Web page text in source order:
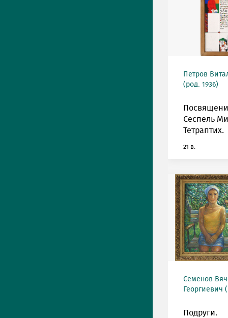
Петров
(род. 1936)
Сеспель
Тетраптих.
21 в.
Семенов
Георгиевич
Подруги.